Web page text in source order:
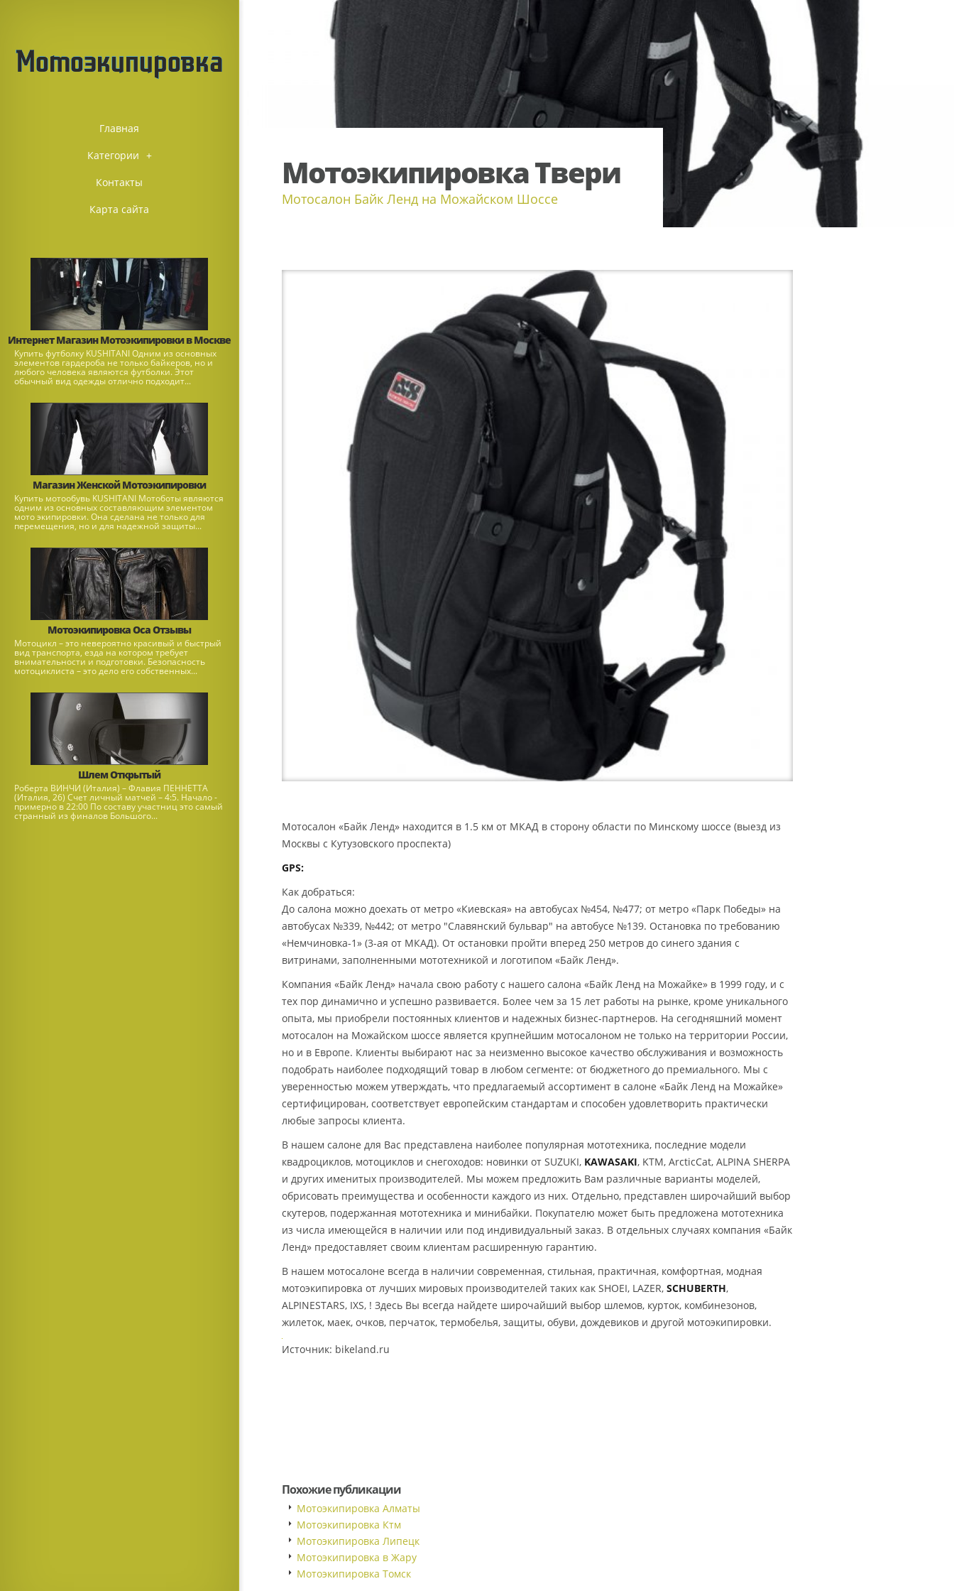
Главная
Категории +
Контакты
Карта сайта
Интернет Магазин Мотоэкипировки в Москве
Купить футболку KUSHITANI Одним из основных
элементов гардероба не только байкеров, но и
любого человека являются футболки. Этот
обычный вид одежды отлично подходит...
Магазин Женской Мотоэкипировки
Купить мотообувь KUSHITANI Мотоботы являются
одним из основных составляющим элементом
мото экипировки. Она сделана не только для
перемещения, но и для надежной защиты...
Мотоэкипировка Оса Отзывы
Мотоцикл – это невероятно красивый и быстрый
вид транспорта, езда на котором требует
внимательности и подготовки. Безопасность
мотоциклиста – это дело его собственных...
Шлем Открытый
Роберта ВИНЧИ (Италия) – Флавия ПЕННЕТТА
(Италия, 26) Счет личный матчей – 4:5. Начало -
примерно в 22:00 По составу участниц это самый
странный из финалов Большого...
Мотоэкипировка Твери
Мотосалон Байк Ленд на Можайском Шоссе
Мотосалон «Байк Ленд» находится в 1.5 км от МКАД в сторону области по Минскому шоссе (выезд из
Москвы с Кутузовского проспекта)
GPS:
Как добраться:
До салона можно доехать от метро «Киевская» на автобусах №454, №477; от метро «Парк Победы» на
автобусах №339, №442; от метро "Славянский бульвар" на автобусе №139. Остановка по требованию
«Немчиновка-1» (3-ая от МКАД). От остановки пройти вперед 250 метров до синего здания с
витринами, заполненными мототехникой и логотипом «Байк Ленд».
Компания «Байк Ленд» начала свою работу с нашего салона «Байк Ленд на Можайке» в 1999 году, и с
тех пор динамично и успешно развивается. Более чем за 15 лет работы на рынке, кроме уникального
опыта, мы приобрели постоянных клиентов и надежных бизнес-партнеров. На сегодняшний момент
мотосалон на Можайском шоссе является крупнейшим мотосалоном не только на территории России,
но и в Европе. Клиенты выбирают нас за неизменно высокое качество обслуживания и возможность
подобрать наиболее подходящий товар в любом сегменте: от бюджетного до премиального. Мы с
уверенностью можем утверждать, что предлагаемый ассортимент в салоне «Байк Ленд на Можайке»
сертифицирован, соответствует европейским стандартам и способен удовлетворить практически
любые запросы клиента.
В нашем салоне для Вас представлена наиболее популярная мототехника, последние модели
квадроциклов, мотоциклов и снегоходов: новинки от SUZUKI, KAWASAKI, KTM, ArcticCat, ALPINA SHERPA
и других именитых производителей. Мы можем предложить Вам различные варианты моделей,
обрисовать преимущества и особенности каждого из них. Отдельно, представлен широчайший выбор
скутеров, подержанная мототехника и минибайки. Покупателю может быть предложена мототехника
из числа имеющейся в наличии или под индивидуальный заказ. В отдельных случаях компания «Байк
Ленд» предоставляет своим клиентам расширенную гарантию.
В нашем мотосалоне всегда в наличии современная, стильная, практичная, комфортная, модная
мотоэкипировка от лучших мировых производителей таких как SHOEI, LAZER, SCHUBERTH,
ALPINESTARS, IXS, ! Здесь Вы всегда найдете широчайший выбор шлемов, курток, комбинезонов,
жилеток, маек, очков, перчаток, термобелья, защиты, обуви, дождевиков и другой мотоэкипировки.
Источник: bikeland.ru
Похожие публикации
Мотоэкипировка Алматы
Мотоэкипировка Ктм
Мотоэкипировка Липецк
Мотоэкипировка в Жару
Мотоэкипировка Томск